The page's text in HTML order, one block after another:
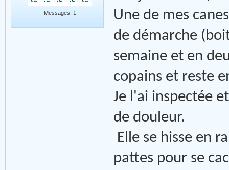
Messages: 1
Une de mes
de démarche
semaine et en
copains et reste
Je l'ai inspectée
de douleur.
Elle se hisse en
pattes pour se